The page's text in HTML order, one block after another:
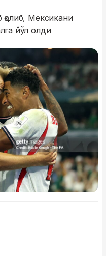
Мексикани
йўл олди